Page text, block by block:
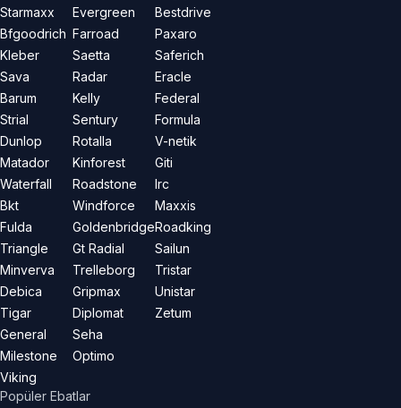
Starmaxx
Bfgoodrich
Kleber
Sava
Barum
Strial
Dunlop
Matador
Waterfall
Bkt
Fulda
Triangle
Minverva
Debica
Tigar
General
Milestone
Viking
Evergreen
Farroad
Saetta
Radar
Kelly
Sentury
Rotalla
Kinforest
Roadstone
Windforce
Goldenbridge
Gt Radial
Trelleborg
Gripmax
Diplomat
Seha
Optimo
Bestdrive
Paxaro
Saferich
Eracle
Federal
Formula
V-netik
Giti
Irc
Maxxis
Roadking
Sailun
Tristar
Unistar
Zetum
Popüler Ebatlar